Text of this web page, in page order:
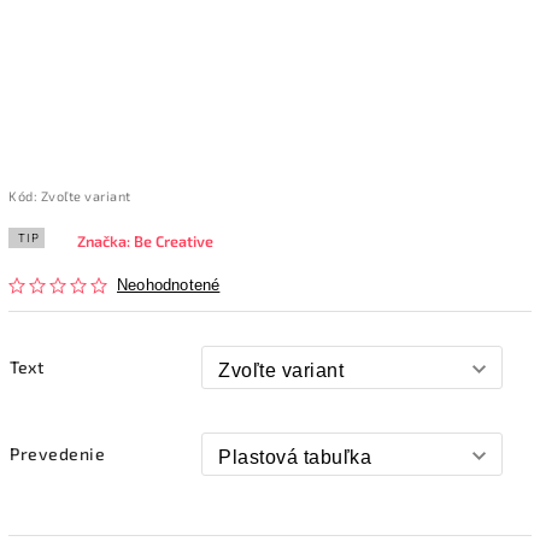
Kód: Zvoľte variant
TIP
Neohodnotené
Značka: Be Creative
Text
Prevedenie